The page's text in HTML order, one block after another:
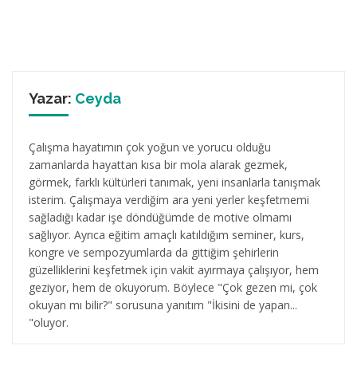
Yazar: Ceyda
Çalışma hayatımın çok yoğun ve yorucu olduğu
zamanlarda hayattan kısa bir mola alarak gezmek,
görmek, farklı kültürleri tanımak, yeni insanlarla tanışmak
isterim. Çalışmaya verdiğim ara yeni yerler keşfetmemi
sağladığı kadar işe döndüğümde de motive olmamı
sağlıyor. Ayrıca eğitim amaçlı katıldığım seminer, kurs,
kongre ve sempozyumlarda da gittiğim şehirlerin
güzelliklerini keşfetmek için vakit ayırmaya çalışıyor, hem
geziyor, hem de okuyorum. Böylece "Çok gezen mi, çok
okuyan mı bilir?" sorusuna yanıtım "İkisini de yapan...
"oluyor.